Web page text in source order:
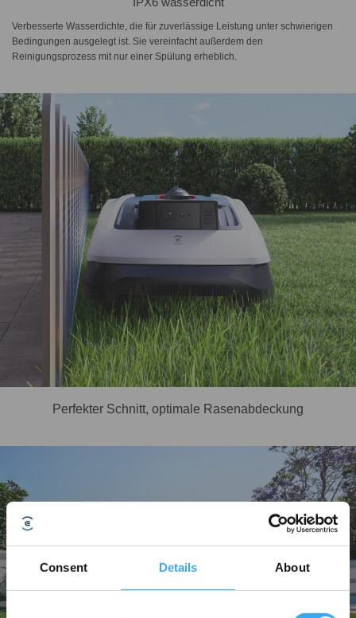
Consent Details About
Verbesserte Wasserdichte, die für zuverlässige Leistung unter schwierigen
Bedingungen ausgelegt ist. Sie vereinfacht außerdem den
Reinigungsprozess mit nur einer Spülung erheblich.
Perfekter Schnitt, optimale Rasenabdeckung